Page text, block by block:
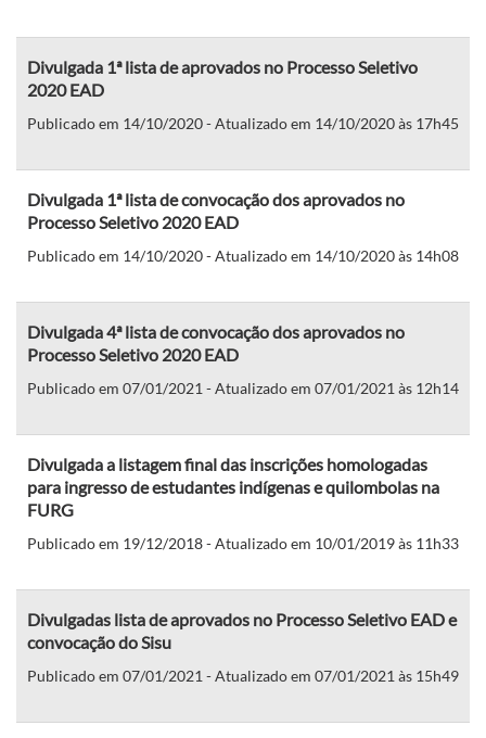
Divulgada 1ª lista de aprovados no Processo Seletivo
2020 EAD
Publicado em 14/10/2020 - Atualizado em 14/10/2020 às 17h45
Divulgada 1ª lista de convocação dos aprovados no
Processo Seletivo 2020 EAD
Publicado em 14/10/2020 - Atualizado em 14/10/2020 às 14h08
Divulgada 4ª lista de convocação dos aprovados no
Processo Seletivo 2020 EAD
Publicado em 07/01/2021 - Atualizado em 07/01/2021 às 12h14
Divulgada a listagem final das inscrições homologadas
para ingresso de estudantes indígenas e quilombolas na
FURG
Publicado em 19/12/2018 - Atualizado em 10/01/2019 às 11h33
Divulgadas lista de aprovados no Processo Seletivo EAD e
convocação do Sisu
Publicado em 07/01/2021 - Atualizado em 07/01/2021 às 15h49